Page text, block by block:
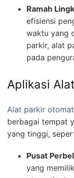
Ramah
efisiensi
waktu yang
parkir, alat
pada
Aplikasi
Alat parkir
berbagai tempat
yang tinggi,
Pusat
yang